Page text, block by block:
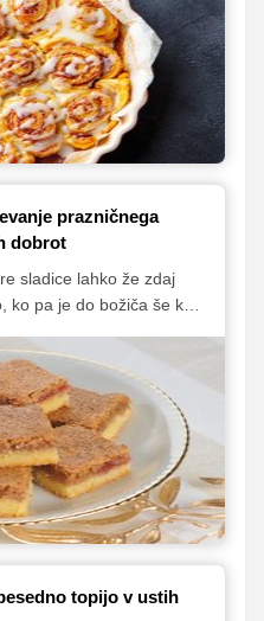
vam izbor naših
v svoj dom v hipu
vonja po
prazničnega
dobrot
sladice lahko že zdaj
pa je do božiča še kar
da ne boste vsega
topijo v ustih